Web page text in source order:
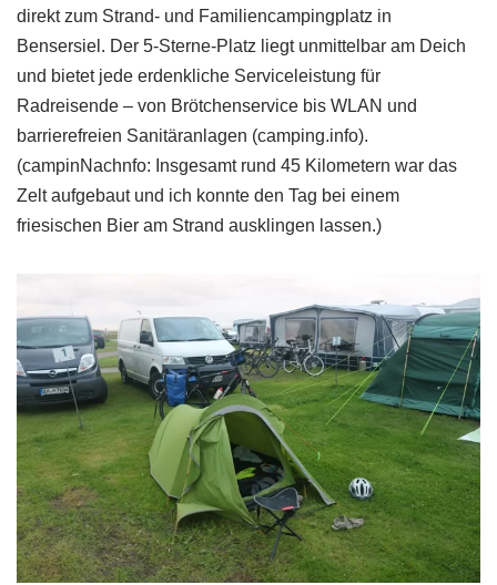
direkt zum Strand- und Familiencampingplatz in
Bensersiel. Der 5-Sterne-Platz liegt unmittelbar am Deich
und bietet jede erdenkliche Serviceleistung für
Radreisende – von Brötchenservice bis WLAN und
barrierefreien Sanitäranlagen (camping.info).
(campinNachnfo: Insgesamt rund 45 Kilometern war das
Zelt aufgebaut und ich konnte den Tag bei einem
friesischen Bier am Strand ausklingen lassen.)